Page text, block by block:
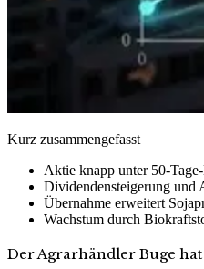
Kurz zusammengefasst
Aktie knapp unter 50-
Dividendensteigerung und
Übernahme erweitert
Wachstum durch
Der Agrarhändler Buge